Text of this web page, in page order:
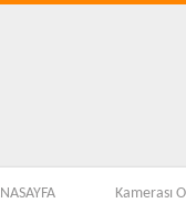
Kamerası